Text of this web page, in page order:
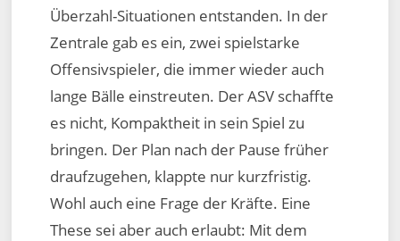
Überzahl-Situationen entstanden. In der
Zentrale gab es ein, zwei spielstarke
Offensivspieler, die immer wieder auch
lange Bälle einstreuten. Der ASV schaffte
es nicht, Kompaktheit in sein Spiel zu
bringen. Der Plan nach der Pause früher
draufzugehen, klappte nur kurzfristig.
Wohl auch eine Frage der Kräfte. Eine
These sei aber auch erlaubt: Mit dem